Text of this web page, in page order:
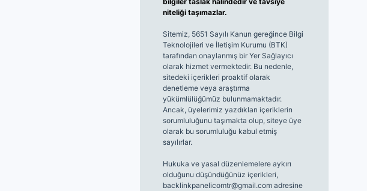
niteliği taşımazlar.
Sitemiz, 5651 Sayılı Kanun gereğince Bilgi
Teknolojileri ve İletişim Kurumu (BTK)
tarafından onaylanmış bir Yer Sağlayıcı
olarak hizmet vermektedir. Bu nedenle,
sitedeki içerikleri proaktif olarak
denetleme veya araştırma
yükümlülüğümüz bulunmamaktadır.
Ancak, üyelerimiz yazdıkları içeriklerin
sorumluluğunu taşımakta olup, siteye üye
olarak bu sorumluluğu kabul etmiş
sayılırlar.
Hukuka ve yasal düzenlemelere aykırı
olduğunu düşündüğünüz içerikleri,
backlinkpanelicomtr@gmail.comadresine